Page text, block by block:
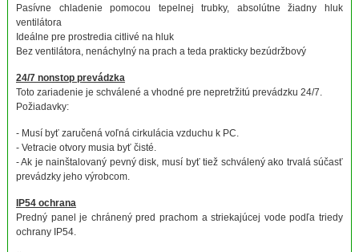
Pasívne chladenie pomocou tepelnej trubky, absolútne žiadny hluk
ventilátora
Ideálne pre prostredia citlivé na hluk
Bez ventilátora, nenáchylný na prach a teda prakticky bezúdržbový
24/7 nonstop prevádzka
Toto zariadenie je schválené a vhodné pre nepretržitú prevádzku 24/7.
Požiadavky:
- Musí byť zaručená voľná cirkulácia vzduchu k PC.
- Vetracie otvory musia byť čisté.
- Ak je nainštalovaný pevný disk, musí byť tiež schválený ako trvalá súčasť
prevádzky jeho výrobcom.
IP54 ochrana
Predný panel je chránený pred prachom a striekajúcej vode podľa triedy
ochrany IP54.